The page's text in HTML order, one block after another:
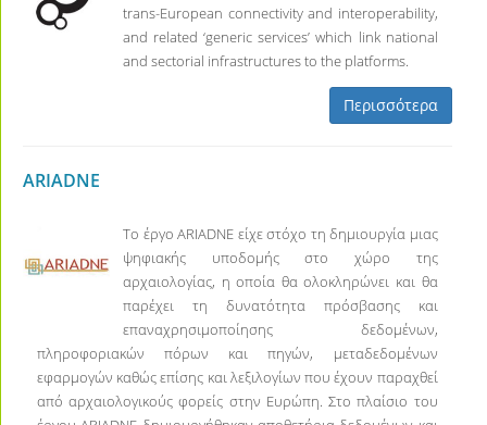
trans-European connectivity and interoperability,
and related ‘generic services’ which link national
and sectorial infrastructures to the platforms.
Περισσότερα
ARIADNE
Το έργο ARIADNE είχε στόχο τη δημιουργία μιας
ψηφιακής υποδομής στο χώρο της
αρχαιολογίας, η οποία θα ολοκληρώνει και θα
παρέχει τη δυνατότητα πρόσβασης και
επαναχρησιμοποίησης δεδομένων,
πληροφοριακών πόρων και πηγών, μεταδεδομένων
εφαρμογών καθώς επίσης και λεξιλογίων που έχουν παραχθεί
από αρχαιολογικούς φορείς στην Ευρώπη. Στο πλαίσιο του